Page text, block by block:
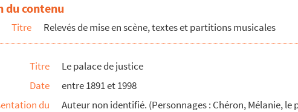
du contenu
Titre Relevés de mise en scène, textes et partitions musicales
Titre
Le palace de justice
Date
entre 1891 et 1998
du
Auteur non identifié. (Personnages : Chéron, Mélanie, le